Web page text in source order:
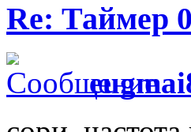
Re: Таймер